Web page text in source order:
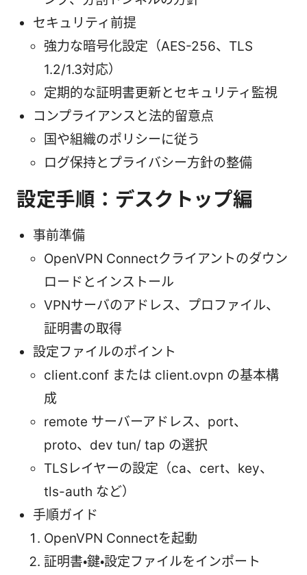
セキュリティ前提
強力な暗号化設定（AES-256、TLS
1.2/1.3対応）
定期的な証明書更新とセキュリティ監視
コンプライアンスと法的留意点
国や組織のポリシーに従う
ログ保持とプライバシー方針の整備
設定手順：デスクトップ編
事前準備
OpenVPN Connectクライアントのダウン
ロードとインストール
VPNサーバのアドレス、プロファイル、
証明書の取得
設定ファイルのポイント
client.conf または client.ovpn の基本構
成
remote サーバーアドレス、port、
proto、dev tun/ tap の選択
TLSレイヤーの設定（ca、cert、key、
tls-auth など）
手順ガイド
OpenVPN Connectを起動
証明書・鍵・設定ファイルをインポート